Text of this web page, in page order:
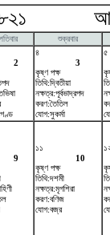
৮২১
শুক্রবার
2
৪
3
কৃষ্ণ পক্ষ
তিথি:দ্বিতীয়া
নক্ষত্র:পূর্বভাদ্রপদ
করণ:তৈতিল
যোগ:সুকর্মা
৫
9
১১
10
কৃষ্ণ পক্ষ
তিথি:দশমী
নক্ষত্র:মৃগশিরা
করণ:বণিজ
যোগ:বজ্র